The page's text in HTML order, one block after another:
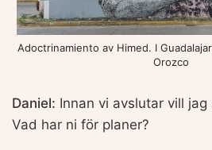
Adoctrinamiento av Himed. I
Orozco
Daniel: Innan vi avslutar vill
Vad har ni för planer?